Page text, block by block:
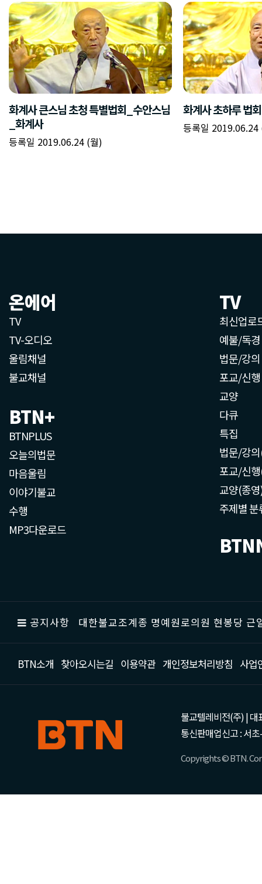
화계사 큰스님 초청 특별법회_수안스님
_화계사
등록일 2019.06.24 (월)
화계사 초하루 법
등록일 2019.06.24
온에어
TV
TV-오디오
울림채널
불교채널
BTN+
BTNPLUS
오늘의법문
마음울림
이야기불교
수행
MP3다운로드
TV
최신업로
예불/독경
법문/강의
포교/신행
교양
다큐
특집
법문/강
포교/신
교양(종
주제별 분
공지사항 대한불교조계종 명예원로의원 현봉당
BTN소개 찾아오시는길 이용약관 개인정보처리방침 사업
불교텔레비전(주) | 대
통신판매업신고 : 서
Copyrights © BTN.